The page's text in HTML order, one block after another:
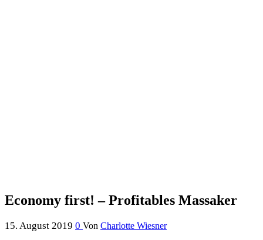
Economy first! – Profitables Massaker
15. August 2019 0 Von Charlotte Wiesner